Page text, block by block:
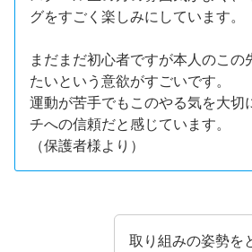
グをすごく楽しみにしています。
まだまだ初心者ですが本人のこの
たいという意欲がすごいです。
運動が苦手でもこのやる気を大切
チへの信頼だと感じています。
（保護者様より）
取り組みの姿勢を